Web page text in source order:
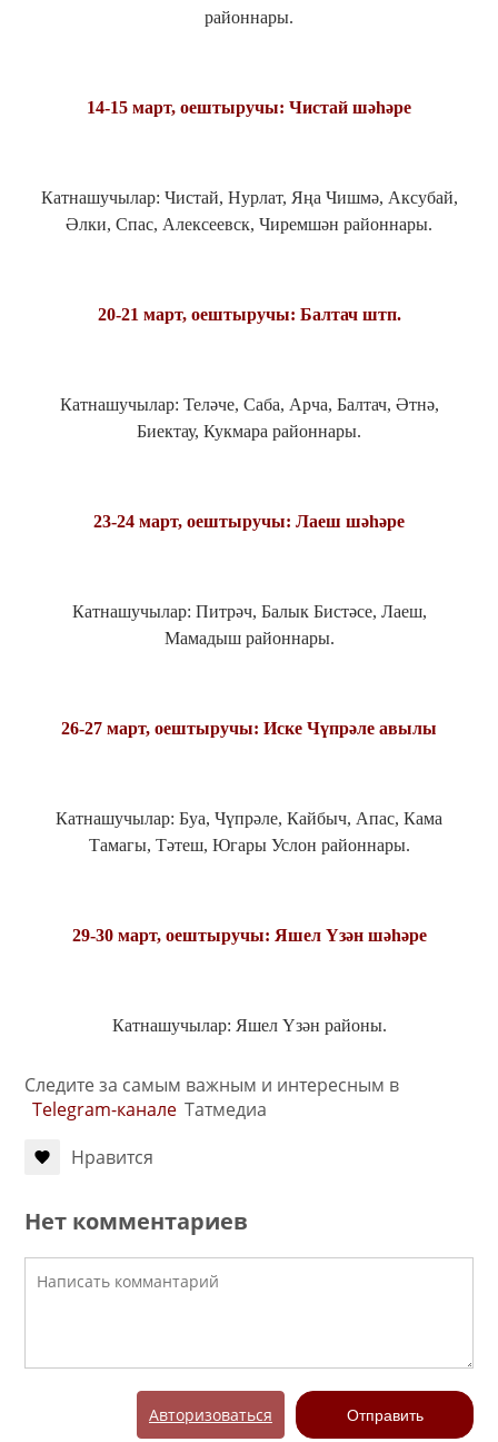
районнары.
14-15 март, оештыручы: Чистай шәһәре
Катнашучылар: Чистай, Нурлат, Яңа Чишмә, Аксубай,
Әлки, Спас, Алексеевск, Чиремшән районнары.
20-21 март, оештыручы: Балтач штп.
Катнашучылар: Теләче, Саба, Арча, Балтач, Әтнә,
Биектау, Кукмара районнары.
23-24 март, оештыручы: Лаеш шәһәре
Катнашучылар: Питрәч, Балык Бистәсе, Лаеш,
Мамадыш районнары.
26-27 март, оештыручы: Иске Чүпрәле авылы
Катнашучылар: Буа, Чүпрәле, Кайбыч, Апас, Кама
Тамагы, Тәтеш, Югары Услон районнары.
29-30 март, оештыручы: Яшел Үзән шәһәре
Катнашучылар: Яшел Үзән районы.
Следите за самым важным и интересным в
Telegram-канале Татмедиа
Нравится
Нет комментариев
Авторизоваться Отправить